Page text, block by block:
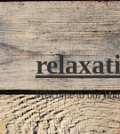
Welcome to our